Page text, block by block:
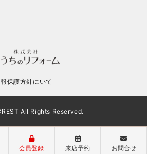
保護方針にいて
All Rights Reserved.
会員登録 来店予約 お問合せ